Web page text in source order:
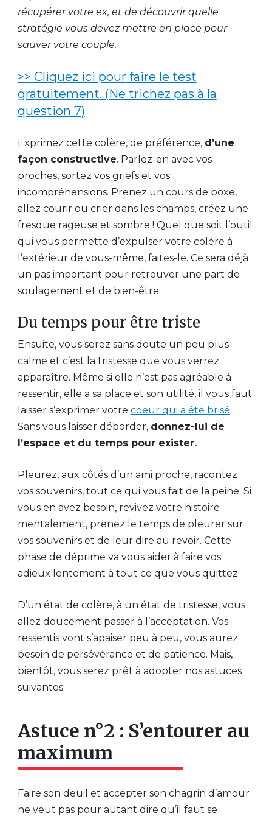
récupérer votre ex, et de découvrir quelle
stratégie vous devez mettre en place pour
sauver votre couple.
>> Cliquez ici pour faire le test
gratuitement. (Ne trichez pas à la
question 7)
Exprimez cette colère, de préférence, d’une
façon constructive. Parlez-en avec vos
proches, sortez vos griefs et vos
incompréhensions. Prenez un cours de boxe,
allez courir ou crier dans les champs, créez une
fresque rageuse et sombre ! Quel que soit l’outil
qui vous permette d’expulser votre colère à
l’extérieur de vous-même, faites-le. Ce sera déjà
un pas important pour retrouver une part de
soulagement et de bien-être.
Du temps pour être triste
Ensuite, vous serez sans doute un peu plus
calme et c’est la tristesse que vous verrez
apparaître. Même si elle n’est pas agréable à
ressentir, elle a sa place et son utilité, il vous faut
laisser s’exprimer votre coeur qui a été brisé.
Sans vous laisser déborder, donnez-lui de
l’espace et du temps pour exister.
Pleurez, aux côtés d’un ami proche, racontez
vos souvenirs, tout ce qui vous fait de la peine. Si
vous en avez besoin, revivez votre histoire
mentalement, prenez le temps de pleurer sur
vos souvenirs et de leur dire au revoir. Cette
phase de déprime va vous aider à faire vos
adieux lentement à tout ce que vous quittez.
D’un état de colère, à un état de tristesse, vous
allez doucement passer à l’acceptation. Vos
ressentis vont s’apaiser peu à peu, vous aurez
besoin de persévérance et de patience. Mais,
bientôt, vous serez prêt à adopter nos astuces
suivantes.
Astuce n°2 : S’entourer au
maximum
Faire son deuil et accepter son chagrin d’amour
ne veut pas pour autant dire qu’il faut se